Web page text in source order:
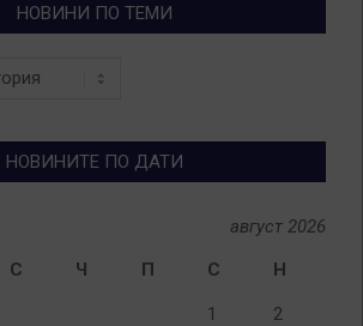
НОВИНИ ПО ТЕМИ
НОВИНИТЕ ПО ДАТИ
август 2026
С Ч П С Н
1 2